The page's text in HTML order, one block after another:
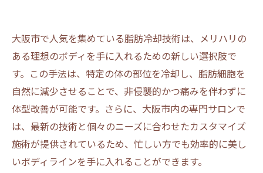
大阪市で人気を集めている脂肪冷却技術は、メリハリの
ある理想のボディを手に入れるための新しい選択肢で
す。この手法は、特定の体の部位を冷却し、脂肪細胞を
自然に減少させることで、非侵襲的かつ痛みを伴わずに
体型改善が可能です。さらに、大阪市内の専門サロンで
は、最新の技術と個々のニーズに合わせたカスタマイズ
施術が提供されているため、忙しい方でも効率的に美し
いボディラインを手に入れることができます。